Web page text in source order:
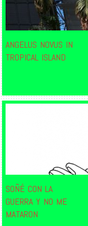
ANGELUS NOVUS IN
TROPICAL ISLAND
SOÑÉ CON LA
GUERRA Y NO ME
MATARON